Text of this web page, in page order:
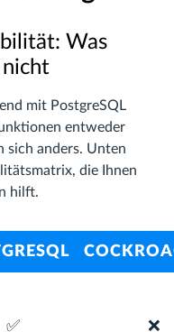
Was
mit PostgreSQL
entweder
anders. Unten
die Ihnen
hilft.
✅ ❌